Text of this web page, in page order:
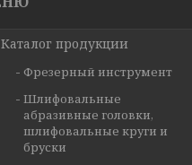
Каталог продукции
Фрезерный инструмент
Шлифовальные
абразивные головки,
шлифовальные круги и
бруски